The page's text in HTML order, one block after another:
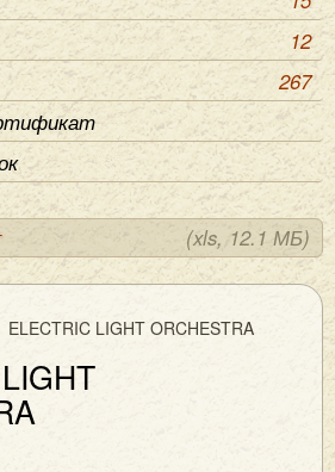
12
267
(xls, 12.1 МБ)
ELECTRIC LIGHT ORCHESTRA